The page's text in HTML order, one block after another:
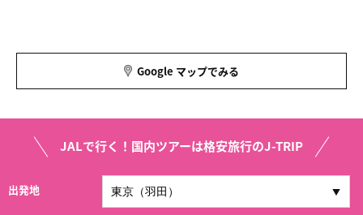
Google マップでみる
JALで行く！国内ツアーは格安旅行のJ-TRIP
出発地